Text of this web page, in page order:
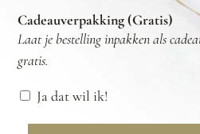
Cadeauverpakking (Gratis)
Laat je bestelling inpakken als
gratis.
Ja dat wil ik!